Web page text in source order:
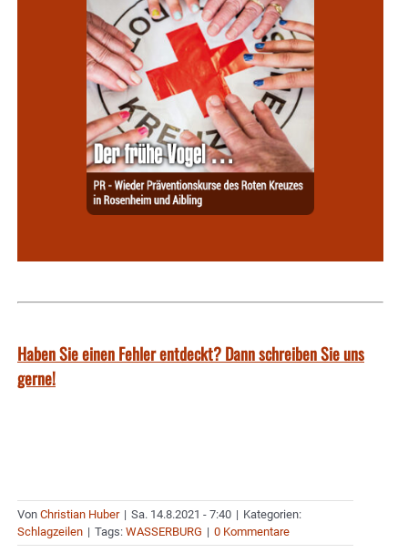
Haben Sie einen Fehler entdeckt? Dann schreiben Sie uns
gerne!
Von Christian Huber | Sa. 14.8.2021 - 7:40 | Kategorien:
Schlagzeilen | Tags: WASSERBURG | 0 Kommentare